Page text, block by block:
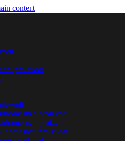
content
proizvodi
proizvodi
proizvodi
proizvodi